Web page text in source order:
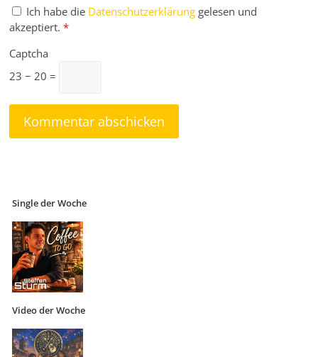
Ich habe die Datenschutzerklärung gelesen und
akzeptiert. *
Captcha
23 − 20 =
Single der Woche
Video der Woche